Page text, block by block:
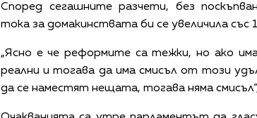
Според сегашните разчети, без
тока за домакинствата би се увеличила със
„Ясно е че реформите са тежки, но ако
реални и тогава да има смисъл от този
да се наместят нещата, тогава няма